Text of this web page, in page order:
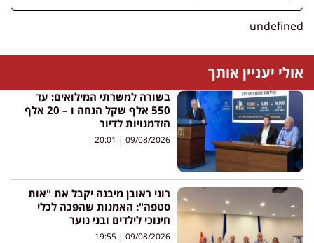
יעניין אותך
בשורה למשרתי המילואים: עד
550 אלף שקל הנחה ו – 20 אלף
הזדמנויות לדיור
09/08/2026
20:01
רוני ראובן מיבנה יקבל את "אות
סטפה": האמנות שהפכה לכלי
חינוכי לילדים ובני נוער
09/08/2026
19:55